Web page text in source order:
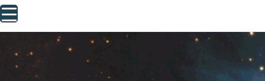
Skip
to
content